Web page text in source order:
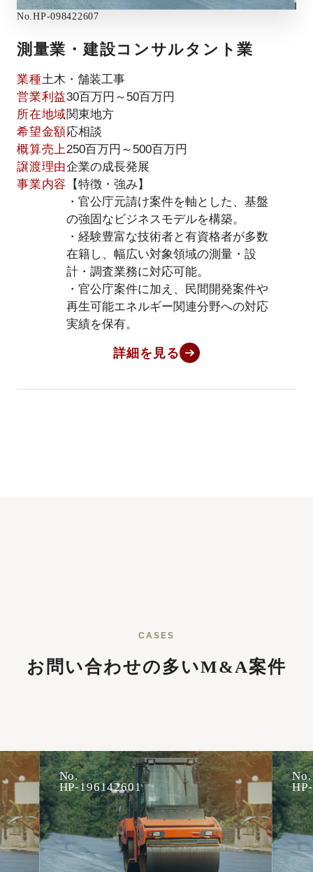
No.HP-098422607
測量業・建設コンサルタント業
業種土木・舗装工事
営業利益30百万円～50百万円
所在地域関東地方
希望金額応相談
概算売上250百万円～500百万円
譲渡理由企業の成長発展
事業内容
【特徴・強み】
・官公庁元請け案件を軸とした、基盤
の強固なビジネスモデルを構築。
・経験豊富な技術者と有資格者が多数
在籍し、幅広い対象領域の測量・設
計・調査業務に対応可能。
・官公庁案件に加え、民間開発案件や
再生可能エネルギー関連分野への対応
実績を保有。
詳細を見る
CASES
お問い合わせの多いM&A案件
No.
HP-196142601
No.
HP-